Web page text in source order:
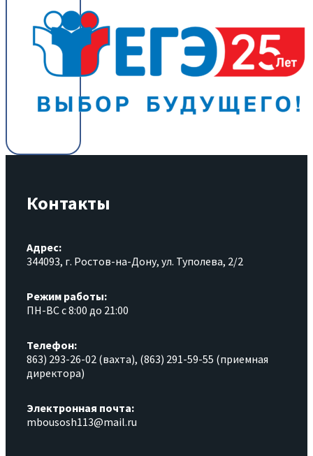
Контакты
Адрес:
344093, г. Ростов-на-Дону, ул. Туполева, 2/2
Режим работы:
ПН-ВС с 8:00 до 21:00
Телефон:
863) 293-26-02 (вахта), (863) 291-59-55 (приемная
директора)
Электронная почта:
mbousosh113@mail.ru